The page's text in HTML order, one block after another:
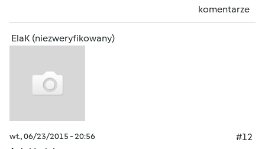
komentarze
ElaK (niezweryfikowany)
wt., 06/23/2015 - 20:56
#12